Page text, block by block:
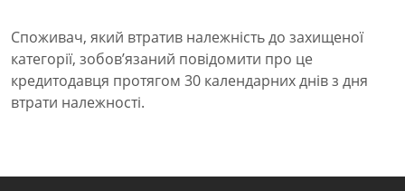
Споживач, який втратив належність до захищеної
категорії, зобов’язаний повідомити про це
кредитодавця протягом 30 календарних днів з дня
втрати належності.